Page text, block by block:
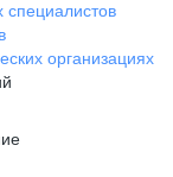
организациях